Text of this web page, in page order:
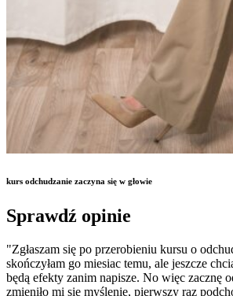
kurs odchudzanie zaczyna się w głowie
Sprawdź opinie
"Zgłaszam się po przerobieniu kursu o
skończyłam go miesiac temu, ale jeszcze
będą efekty zanim napisze. No więc zacznę
zmieniło mi się myślenie, pierwszy raz